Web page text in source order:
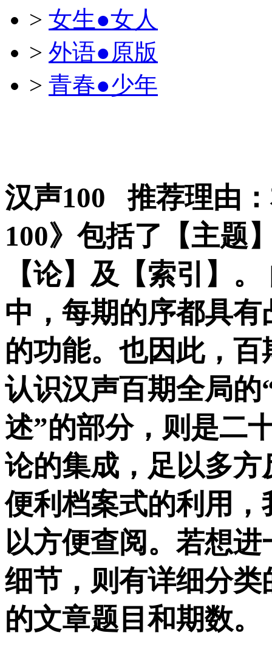
> 女生●女人
> 外语●原版
> 青春●少年
汉声100推荐理由
100》包括了【主题
【论】及【索引】
中，每期的序都具
的功能。也因此，
认识汉声百期全局的
述”的部分，则是二
论的集成，足以多
便利档案式的利用
以方便查阅。若想
细节，则有详细分
的文章题目和期数。